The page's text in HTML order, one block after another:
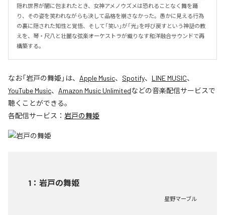
隠れ世界が闇に包まれたとき、女神アメノウズメは恐れることなく舞を踊
り、その姿を笑われながらも決して品格を崩さなかった。愚かに見える行為
の裏に隠された知性と覚悟、そして「笑い」が「光」を呼び戻すという神話の教
えを、琴・尺八と壮麗な弦楽オーケストラが織りなす和洋融合サウンドで再
構築する。
なお「岩戸の舞姫 」は、 Apple Music、 Spotify、 LINE MUSIC、
YouTube Music、 Amazon Music Unlimitedなどの音楽配信サービスで
聴くことができる。
各配信サービス： 岩戸の舞姫
1 ： 岩戸の舞姫
星野マーブル